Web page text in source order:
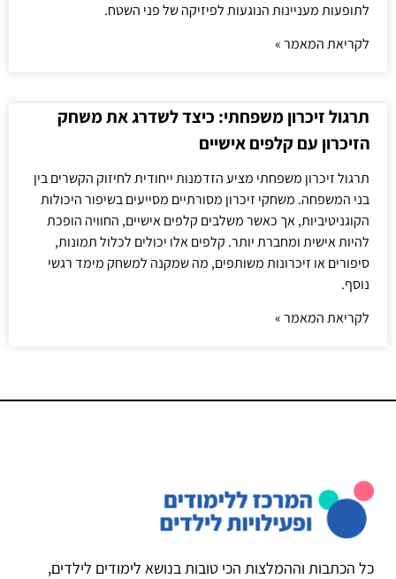
לתופעות מעניינות הנוגעות לפיזיקה של פני השטח.
לקריאת המאמר »
תרגול זיכרון משפחתי: כיצד לשדרג את משחק
הזיכרון עם קלפים אישיים
תרגול זיכרון משפחתי מציע הזדמנות ייחודית לחיזוק הקשרים בין
בני המשפחה. משחקי זיכרון מסורתיים מסייעים בשיפור היכולות
הקוגניטיביות, אך כאשר משלבים קלפים אישיים, החוויה הופכת
להיות אישית ומחברת יותר. קלפים אלו יכולים לכלול תמונות,
סיפורים או זיכרונות משותפים, מה שמקנה למשחק מימד רגשי
נוסף.
לקריאת המאמר »
כל הכתבות וההמלצות הכי טובות בנושא לימודים לילדים,